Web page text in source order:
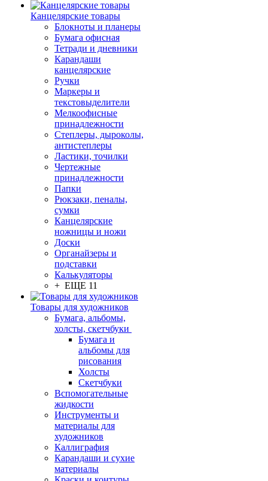
Канцелярские товары
Блокноты и планеры
Бумага офисная
Тетради и дневники
Карандаши
канцелярские
Ручки
Маркеры и
текстовыделители
Мелкоофисные
принадлежности
Степлеры, дыроколы,
антистеплеры
Ластики, точилки
Чертежные
принадлежности
Папки
Рюкзаки, пеналы,
сумки
Канцелярские
ножницы и ножи
Доски
Органайзеры и
подставки
Калькуляторы
+ ЕЩЕ 11
Товары для художников
Бумага, альбомы,
холсты, скетчбуки
Бумага и
альбомы для
рисования
Холсты
Скетчбуки
Вспомогательные
жидкости
Инструменты и
материалы для
художников
Каллиграфия
Карандаши и сухие
материалы